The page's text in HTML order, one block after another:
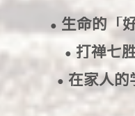
● 生命的「
● 打禅七
● 在家人的
财富是